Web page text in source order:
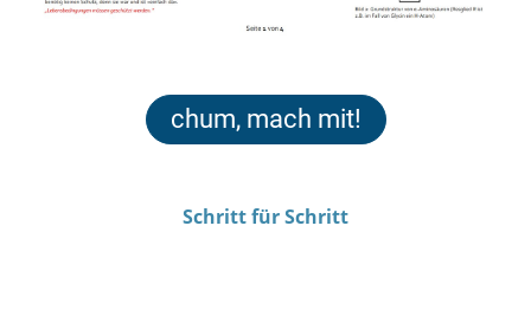
chum, mach mit!
Schritt für Schritt